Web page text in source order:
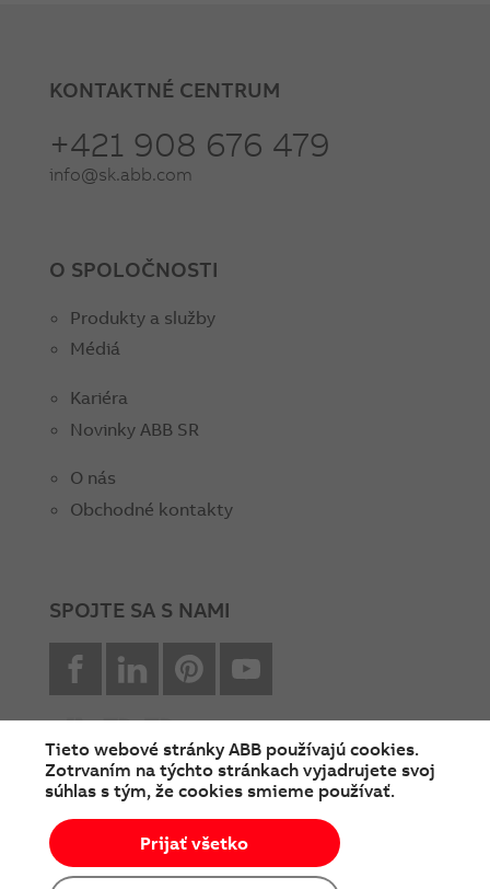
KONTAKTNÉ CENTRUM
+421 908 676 479
info@sk.abb.com
O SPOLOČNOSTI
Produkty a služby
Médiá
Kariéra
Novinky ABB SR
O nás
Obchodné kontakty
SPOJTE SA S NAMI
facebookLinkedin Pinterest
© Copyright 2026 ABB
Podmienky používania
Cookies a ochrana súkromia
Tieto webové stránky ABB používajú cookies.
Zotrvaním na týchto stránkach vyjadrujete svoj
súhlas s tým, že cookies smieme používať.
Prijať všetko